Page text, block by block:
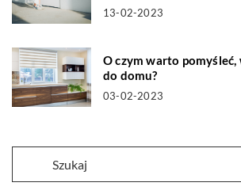
13-02-2023
O czym warto
do domu?
03-02-2023